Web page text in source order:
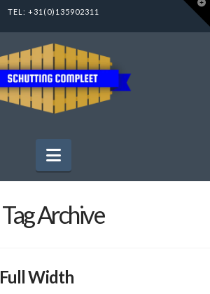
TEL: +31(0)135902311
Navigation
Tag Archive
Width